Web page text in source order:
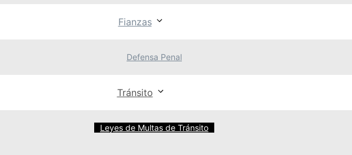
Fianzas
Defensa Penal
Tránsito
Leyes de Multas de Tránsito
Rockwall, y Tarrant.
incluyendo:
anticipada de la libertad condicional, obtener una licencia ocupacional